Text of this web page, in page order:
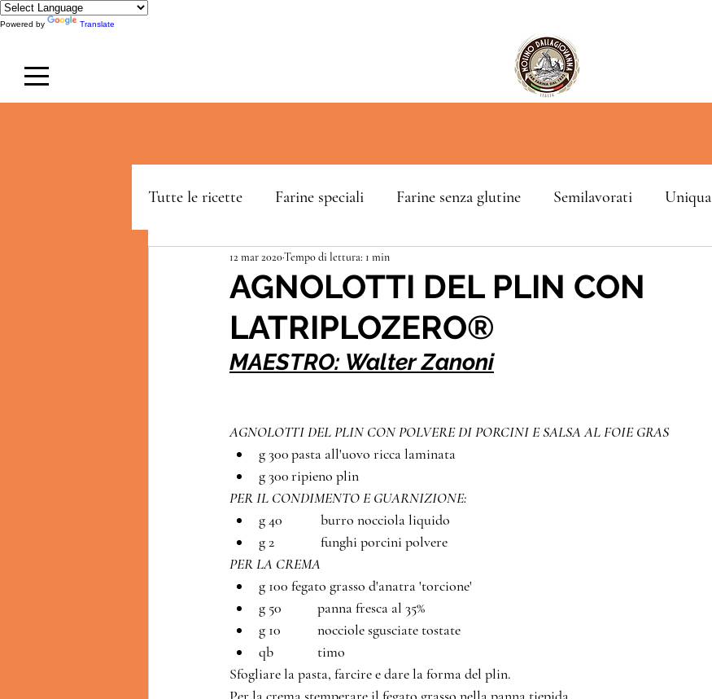
Powered by Translate
Tutte le ricette Farine speciali Farine senza glutine Semilavorati Uniqua
LeDolcissime Blackery
AGNOLOTTI DEL PLIN CON
LATRIPLOZERO®
12 mar 2020Tempo di lettura: 1 min
MAESTRO: Walter Zanoni
AGNOLOTTI DEL PLIN CON POLVERE DI PORCINI E SALSA AL FOIE GRAS
g 300	pasta all'uovo ricca laminata
g 300	ripieno plin
PER IL CONDIMENTO E GUARNIZIONE:
g 40	         burro nocciola liquido
g 2	         funghi porcini polvere
PER LA CREMA
g 100	fegato grasso d'anatra 'torcione'
g 50	        panna fresca al 35%
g 10	        nocciole sgusciate tostate
qb	        timo
Sfogliare la pasta, farcire e dare la forma del plin.